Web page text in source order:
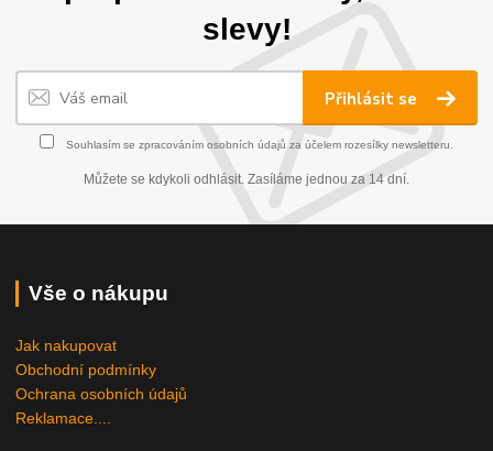
slevy!
Přihlásit se
Souhlasím se zpracováním osobních údajů za účelem rozesílky newsletteru.
Můžete se kdykoli odhlásit. Zasíláme jednou za 14 dní.
Vše o nákupu
Jak nakupovat
Obchodní podmínky
Ochrana osobních údajů
Reklamace....